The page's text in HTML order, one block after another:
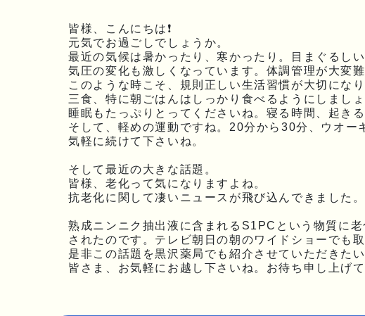
皆様、こんにちは❗
元気でお過ごしでしょうか。
最近の気候は暑かったり、寒かったり。目まぐるしい
気圧の変化も激しくなっています。体調管理が大変難
このような時こそ、規則正しい生活習慣が大切になり
三食、特に朝ごはんはしっかり食べるようにしましょ
睡眠もたっぷりとってくださいね。寝る時間、起き
そして、軽めの運動ですね。20分から30分、ウオー
気軽に続けて下さいね。
そして最近の大きな話題。
皆様、老化って気になりますよね。
抗老化に関して凄いニュースが飛び込んできました。
熟成ニンニク抽出液に含まれるS1PCという物質に
されたのです。テレビ朝日の朝のワイドショーでも
是非この話題を黒沢薬局でも紹介させていただきた
皆さま、お気軽にお越し下さいね。お待ち申し上げて